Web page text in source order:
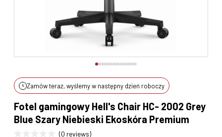
Zamów teraz, wyślemy w następny dzień roboczy
Fotel gamingowy Hell's Chair HC- 2002 Grey
Blue Szary Niebieski Ekoskóra Premium
(0 reviews)